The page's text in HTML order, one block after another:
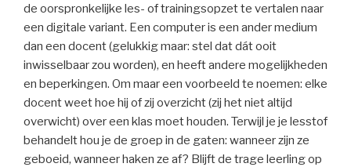
de oorspronkelijke les- of trainingsopzet te vertalen naar
een digitale variant. Een computer is een ander medium
dan een docent (gelukkig maar: stel dat dát ooit
inwisselbaar zou worden), en heeft andere mogelijkheden
en beperkingen. Om maar een voorbeeld te noemen: elke
docent weet hoe hij of zij overzicht (zij het niet altijd
overwicht) over een klas moet houden. Terwijl je je lesstof
behandelt hou je de groep in de gaten: wanneer zijn ze
geboeid, wanneer haken ze af? Blijft de trage leerling op